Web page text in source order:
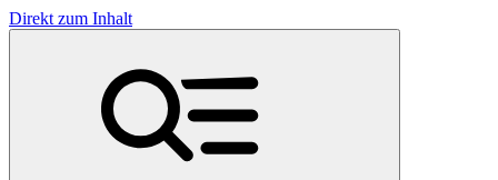
Direkt zum Inhalt